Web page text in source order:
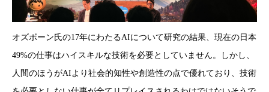
オズボーン氏の17年にわたるAIについて研究の結果、現在の日本
49%の仕事はハイスキルな技術を必要としていません。しかし、
人間のほうがAIより社会的知性や創造性の点で優れており、技術